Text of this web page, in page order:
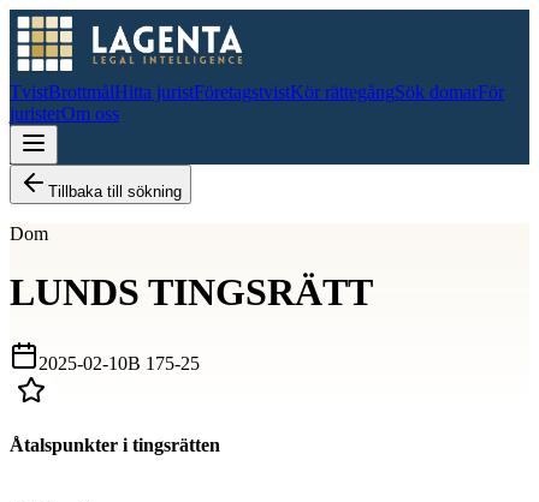
TvistBrottmålHitta juristFöretagstvistKör rättegångSök domarFör
juristerOm oss
Tillbaka till sökning
Dom
LUNDS TINGSRÄTT
2025-02-10B 175-25
Åtalspunkter i tingsrätten